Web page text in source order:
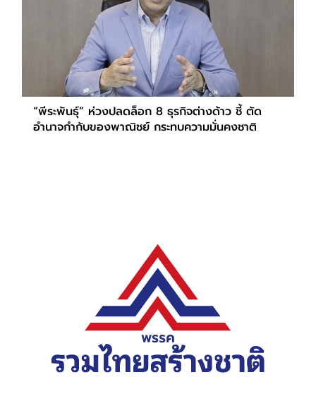
“พีระพันธุ์” ห่วงปลดล็อก 8 ธุรกิจต่างด้าว ชี้ ตัด
อำนาจกำกับของพาณิชย์ กระทบความมั่นคงชาติ